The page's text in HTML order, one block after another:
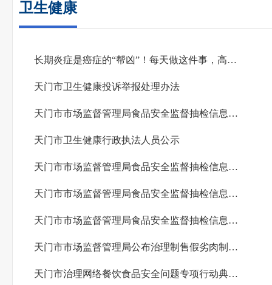
卫生健康
长期炎症是癌症的“帮凶”！每天做这件事，高效抗炎
天门市卫生健康投诉举报处理办法
天门市市场监督管理局食品安全监督抽检信息公告 （2026年第6期）
天门市卫生健康行政执法人员公示
天门市市场监督管理局食品安全监督抽检信息公告（2026年第5期）
天门市市场监督管理局食品安全监督抽检信息公告（2026年第4期）
天门市市场监督管理局食品安全监督抽检信息公告（2026年第3期）
天门市市场监督管理局公布治理制售假劣肉制品问题专项行动典型案例（第二期）
天门市治理网络餐饮食品安全问题专项行动典型案例（五）